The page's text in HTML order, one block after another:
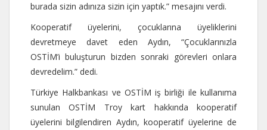
burada sizin adınıza sizin için yaptık.” mesajını verdi.
Kooperatif üyelerini, çocuklarına üyeliklerini
devretmeye davet eden Aydın, “Çocuklarınızla
OSTİM’i buluşturun bizden sonraki görevleri onlara
devredelim.” dedi.
Türkiye Halkbankası ve OSTİM iş birliği ile kullanıma
sunulan OSTİM Troy kart hakkında kooperatif
üyelerini bilgilendiren Aydın, kooperatif üyelerine de